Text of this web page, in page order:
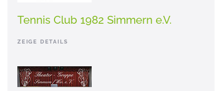
Tennis Club 1982 Simmern e.V.
ZEIGE DETAILS